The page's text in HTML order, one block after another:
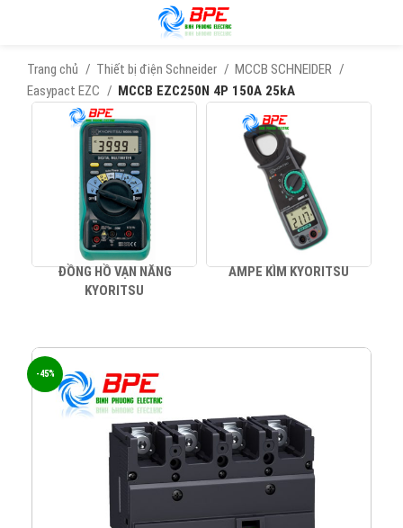
Trang chủ Thiết bị điện Schneider
MCCB SCHNEIDER
Easypact EZC
MCCB EZC250N 4P 150A 25kA
ĐỒNG HỒ VẠN NĂNG
KYORITSU
AMPE KÌM KYORITSU
-45%